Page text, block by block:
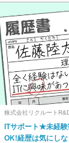
株式会社リクルート
クルートグループ】
ITサポート★未経
OK!経歴は気にし